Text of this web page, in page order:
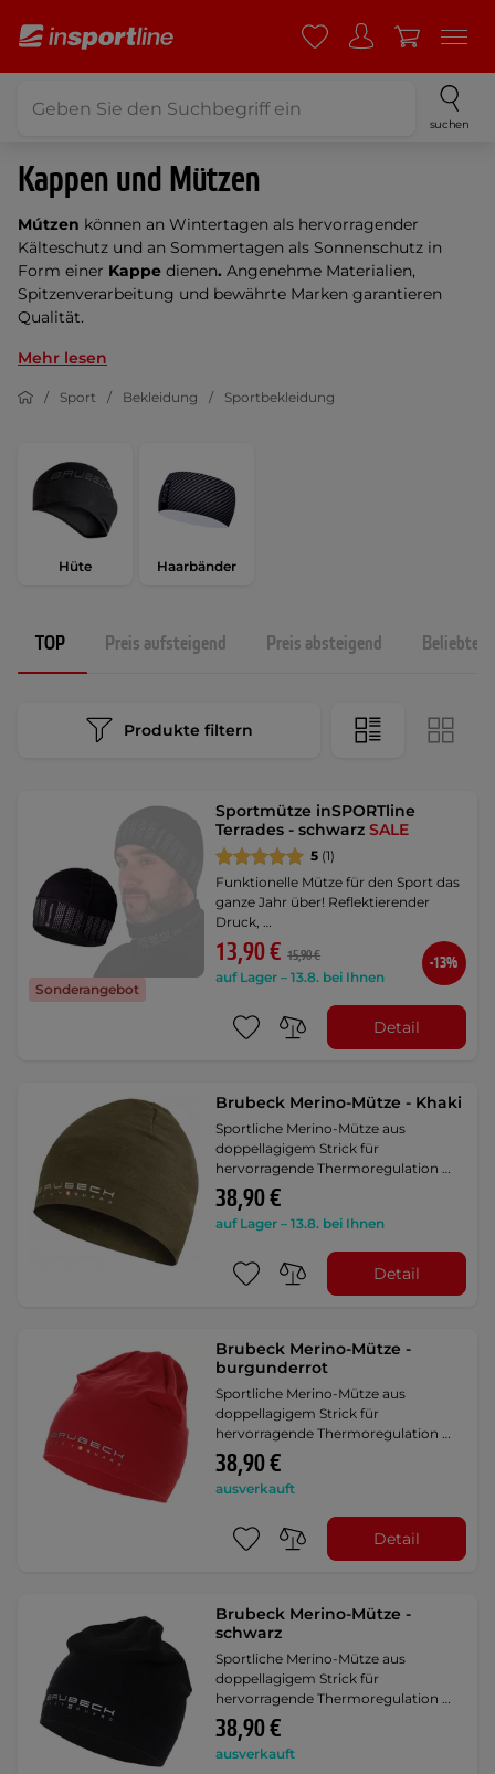
suchen
Kappen und Mützen
Mútzen können an Wintertagen als hervorragender
Kälteschutz und an Sommertagen als Sonnenschutz in
Form einer Kappe dienen. Angenehme Materialien,
Spitzenverarbeitung und bewährte Marken garantieren
Qualität.
Mehr lesen
Sport Bekleidung Sportbekleidung
Hüte Haarbänder
TOP Preis aufsteigend Preis absteigend
Produkte filtern
Sonderangebot
Sportmütze inSPORTline
Terrades - schwarzSALE
5 (1)
Funktionelle Mütze für den Sport das
ganze Jahr über! Reflektierender
Druck, …
13,90 € 15,90 €
auf Lager – 13.8. bei Ihnen
-13%
Detail
Brubeck Merino-Mütze - Khaki
Sportliche Merino-Mütze aus
doppellagigem Strick für
hervorragende Thermoregulation …
38,90 €
auf Lager – 13.8. bei Ihnen
Detail
Brubeck Merino-Mütze -
burgunderrot
Sportliche Merino-Mütze aus
doppellagigem Strick für
hervorragende Thermoregulation …
38,90 €
ausverkauft
Detail
Brubeck Merino-Mütze -
schwarz
Sportliche Merino-Mütze aus
doppellagigem Strick für
hervorragende Thermoregulation …
38,90 €
ausverkauft